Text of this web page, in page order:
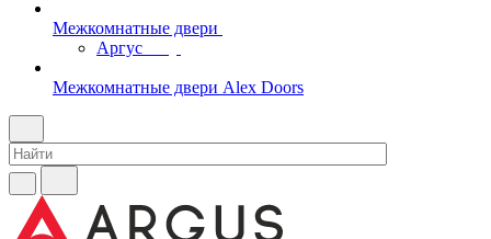
Межкомнатные двери
Аргус
Межкомнатные двери Alex Doors